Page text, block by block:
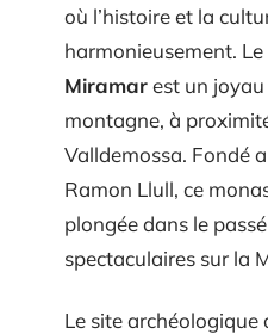
où l’histoire et la
harmonieusement. Le
Miramarest un
montagne, à
Valldemossa. Fondé
Ramon Llull, ce
plongée dans le
spectaculaires sur la
Le site archéologique